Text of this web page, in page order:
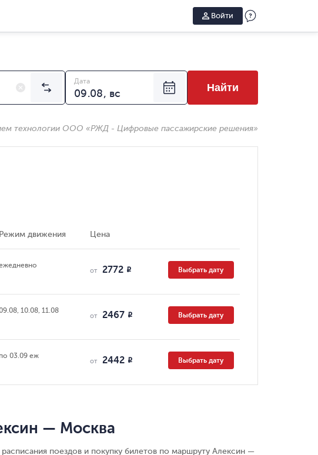
Войти
Дата
Найти
технологии ООО «РЖД - Цифровые пассажирские решения»
Режим движения Цена
от 2772 R Выбрать дату
10.08, 11.08
от 2467 R Выбрать дату
по 03.09 еж
от 2442 R Выбрать дату
— Москва
поездов и покупку билетов по маршруту Алексин —